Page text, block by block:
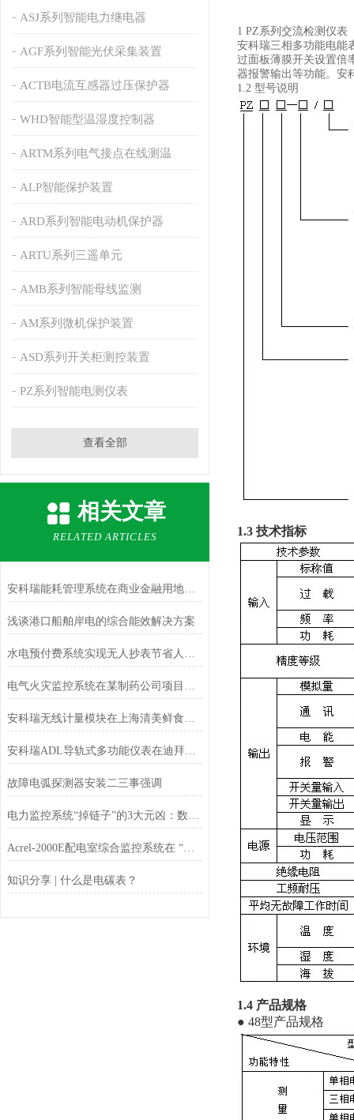
ASJ系列智能电力继电器
AGF系列智能光伏采集装置
ACTB电流互感器过压保护器
WHD智能型温湿度控制器
ARTM系列电气接点在线测温
ALP智能保护装置
ARD系列智能电动机保护器
ARTU系列三遥单元
AMB系列智能母线监测
AM系列微机保护装置
ASD系列开关柜测控装置
PZ系列智能电测仪表
查看全部
相关文章
RELATED ARTICLES
安科瑞能耗管理系统在商业金融用地项目的设计与应用
浅谈港口船舶岸电的综合能效解决方案
水电预付费系统实现无人抄表节省人力的优势
电气火灾监控系统在某制药公司项目的应用
安科瑞无线计量模块在上海清美鲜食厂区项目中的应用
安科瑞ADL导轨式多功能仪表在迪拜楼宇EMS中的应用
故障电弧探测器安装二三事强调
电力监控系统“掉链子”的3大元凶：数据延迟、误报与设备罢工
Acrel-2000E配电室综合监控系统在 “三大工程”中的应用
知识分享 | 什么是电碳表？
1 PZ系列交流检测仪表
安科瑞三相多功能电能
过面板薄膜开关设置倍
器报警输出等功能。安
1.2 型号说明
1.3 技术指标
1.4 产品规格
● 48型产品规格